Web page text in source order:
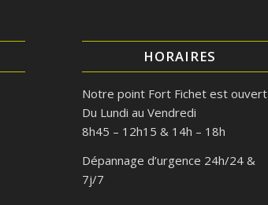
HORAIRES
Notre point Fort Fichet est ouvert
Du Lundi au Vendredi
8h45 – 12h15 & 14h – 18h
Dépannage d’urgence 24h/24 &
7j/7